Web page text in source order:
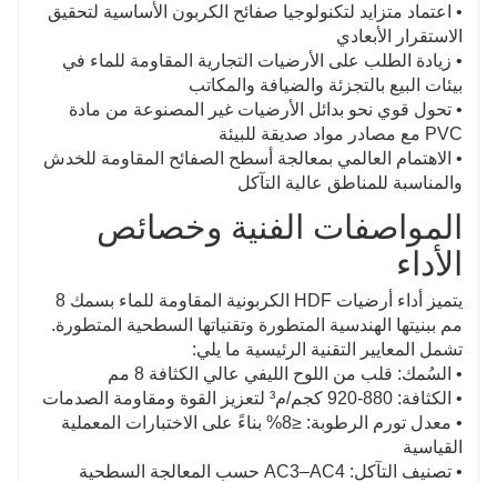
• اعتماد متزايد لتكنولوجيا صفائح الكربون الأساسية لتحقيق
الاستقرار الأبعادي
• زيادة الطلب على الأرضيات التجارية المقاومة للماء في
بيئات البيع بالتجزئة والضيافة والمكاتب
• تحول قوي نحو بدائل الأرضيات غير المصنوعة من مادة
PVC مع مصادر مواد صديقة للبيئة
• الاهتمام العالمي بمعالجة أسطح الصفائح المقاومة للخدش
والمناسبة للمناطق عالية التآكل
المواصفات الفنية وخصائص
الأداء
يتميز أداء أرضيات HDF الكربونية المقاومة للماء بسمك 8
مم ببنيتها الهندسية المتطورة وتقنياتها السطحية المتطورة.
تشمل المعايير التقنية الرئيسية ما يلي:
• السُمك: قلب من اللوح الليفي عالي الكثافة 8 مم
• الكثافة: 880-920 كجم/م³ لتعزيز القوة ومقاومة الصدمات
• معدل تورم الرطوبة: ≤8% بناءً على الاختبارات المعملية
القياسية
• تصنيف التآكل: AC3–AC4 حسب المعالجة السطحية